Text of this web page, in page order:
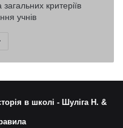
критеріїв
учнів
Наступна
в школі - Шуліга Н. &